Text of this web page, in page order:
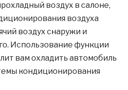
воздух в салоне,
воздуха
воздух снаружи и
Использование функции
вам охладить автомобиль
кондиционирования